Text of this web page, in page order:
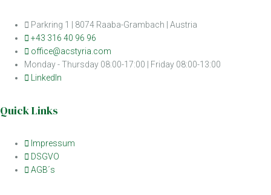
Parkring 1 | 8074 Raaba-Grambach | Austria
+43 316 40 96 96
office@acstyria.com
Monday - Thursday 08:00-17:00 | Friday 08:00-13:00
LinkedIn
Quick Links
Impressum
DSGVO
AGB´s